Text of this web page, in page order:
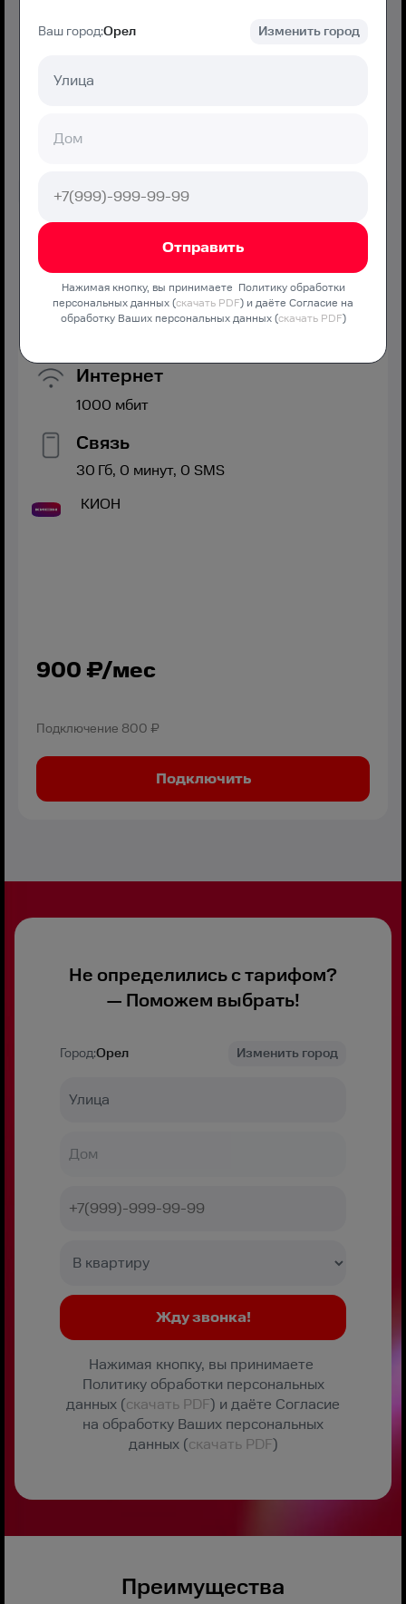
650₽/мес
МТС Дома Хорошо
Оптимальная скорость без переплат и дополнительных
услуг
Интернет
1000 мбит
Связь
30 Гб, 0 минут, 0 SMS
КИОН
900 ₽/мес
Подключение 800 ₽
Подключить
Не определились с тарифом?
— Поможем выбрать!
Город:Орел Изменить город
Нажимая кнопку, вы принимаете
Политику обработки персональных
данных (скачать PDF) и даёте Согласие
на обработку Ваших персональных
данных (скачать PDF)
Преимущества
Ваш город:Орел Изменить город
Нажимая кнопку, вы принимаете Политику обработки
персональных данных (скачать PDF) и даёте Согласие на
обработку Ваших персональных данных (скачать PDF)